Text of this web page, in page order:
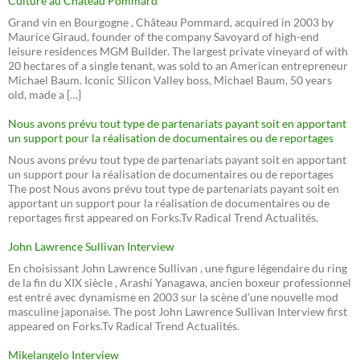
Grand vin en Bourgogne , Château Pommard, acquired in 2003 by
Maurice Giraud, founder of the company Savoyard of high-end
leisure residences MGM Builder. The largest private vineyard of with
20 hectares of a single tenant, was sold to an American entrepreneur
Michael Baum. Iconic Silicon Valley boss, Michael Baum, 50 years
old, made a […]
Nous avons prévu tout type de partenariats payant soit en apportant
un support pour la réalisation de documentaires ou de reportages
Nous avons prévu tout type de partenariats payant soit en apportant
un support pour la réalisation de documentaires ou de reportages
The post Nous avons prévu tout type de partenariats payant soit en
apportant un support pour la réalisation de documentaires ou de
reportages first appeared on Forks.Tv Radical Trend Actualités.
John Lawrence Sullivan Interview
En choisissant John Lawrence Sullivan , une figure légendaire du ring
de la fin du XIX siècle , Arashi Yanagawa, ancien boxeur professionnel
est entré avec dynamisme en 2003 sur la scène d'une nouvelle mod
masculine japonaise. The post John Lawrence Sullivan Interview first
appeared on Forks.Tv Radical Trend Actualités.
Mikelangelo Interview